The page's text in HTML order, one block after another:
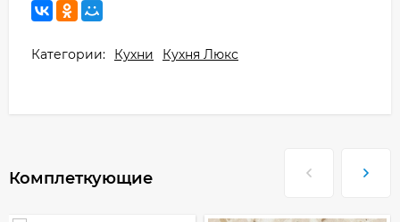
Категории: Кухни Кухня Люкс
Комплеткующие